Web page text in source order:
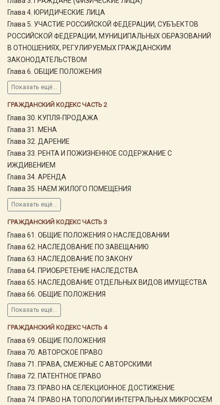
Глава 4. ЮРИДИЧЕСКИЕ ЛИЦА
Глава 5. УЧАСТИЕ РОССИЙСКОЙ ФЕДЕРАЦИИ, СУБЪЕКТОВ
РОССИЙСКОЙ ФЕДЕРАЦИИ, МУНИЦИПАЛЬНЫХ ОБРАЗОВАНИЙ
В ОТНОШЕНИЯХ, РЕГУЛИРУЕМЫХ ГРАЖДАНСКИМ
ЗАКОНОДАТЕЛЬСТВОМ
Глава 6. ОБЩИЕ ПОЛОЖЕНИЯ
Показать ещё...
ГРАЖДАНСКИЙ КОДЕКС ЧАСТЬ 2
Глава 30. КУПЛЯ-ПРОДАЖА
Глава 31. МЕНА
Глава 32. ДАРЕНИЕ
Глава 33. РЕНТА И ПОЖИЗНЕННОЕ СОДЕРЖАНИЕ С
ИЖДИВЕНИЕМ
Глава 34. АРЕНДА
Глава 35. НАЕМ ЖИЛОГО ПОМЕЩЕНИЯ
Показать ещё...
ГРАЖДАНСКИЙ КОДЕКС ЧАСТЬ 3
Глава 61. ОБЩИЕ ПОЛОЖЕНИЯ О НАСЛЕДОВАНИИ
Глава 62. НАСЛЕДОВАНИЕ ПО ЗАВЕЩАНИЮ
Глава 63. НАСЛЕДОВАНИЕ ПО ЗАКОНУ
Глава 64. ПРИОБРЕТЕНИЕ НАСЛЕДСТВА
Глава 65. НАСЛЕДОВАНИЕ ОТДЕЛЬНЫХ ВИДОВ ИМУЩЕСТВА
Глава 66. ОБЩИЕ ПОЛОЖЕНИЯ
Показать ещё...
ГРАЖДАНСКИЙ КОДЕКС ЧАСТЬ 4
Глава 69. ОБЩИЕ ПОЛОЖЕНИЯ
Глава 70. АВТОРСКОЕ ПРАВО
Глава 71. ПРАВА, СМЕЖНЫЕ С АВТОРСКИМИ
Глава 72. ПАТЕНТНОЕ ПРАВО
Глава 73. ПРАВО НА СЕЛЕКЦИОННОЕ ДОСТИЖЕНИЕ
Глава 74. ПРАВО НА ТОПОЛОГИИ ИНТЕГРАЛЬНЫХ МИКРОСХЕМ